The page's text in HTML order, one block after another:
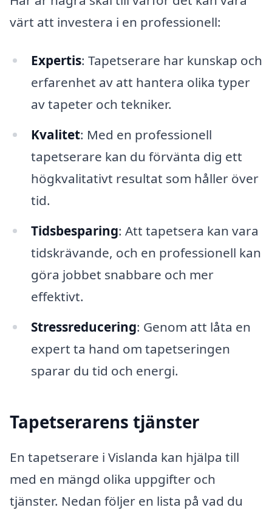
värt att investera i en professionell:
Expertis: Tapetserare har kunskap och
erfarenhet av att hantera olika typer
av tapeter och tekniker.
Kvalitet: Med en professionell
tapetserare kan du förvänta dig ett
högkvalitativt resultat som håller över
tid.
Tidsbesparing: Att tapetsera kan vara
tidskrävande, och en professionell kan
göra jobbet snabbare och mer
effektivt.
Stressreducering: Genom att låta en
expert ta hand om tapetseringen
sparar du tid och energi.
Tapetserarens tjänster
En tapetserare i Vislanda kan hjälpa till
med en mängd olika uppgifter och
tjänster. Nedan följer en lista på vad du